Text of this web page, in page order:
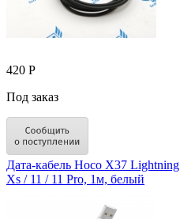
420 Р
Под заказ
Дата-кабель Hoco X37
Xs / 11 / 11 Pro, 1м, белый